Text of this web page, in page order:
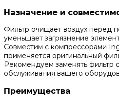
Назначение и
Фильтр очищает воздух перед
уменьшает загрязнение
Совместим с компрессорами
применяется оригинальный
Рекомендуем заменять фильтр
обслуживания вашего
Преимущества